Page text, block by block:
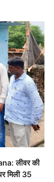
लीवर की
मिली 35